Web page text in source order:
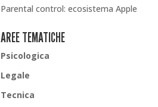
Parental control: ecosistema Apple
AREE TEMATICHE
Psicologica
Legale
Tecnica